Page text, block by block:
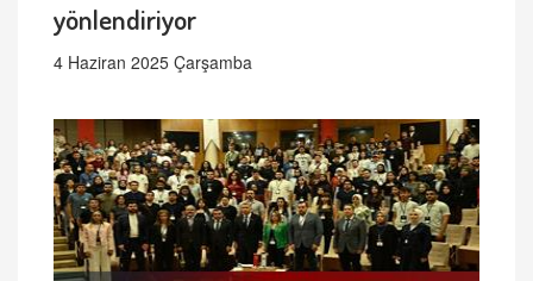
yönlendiriyor
4 Haziran 2025 Çarşamba